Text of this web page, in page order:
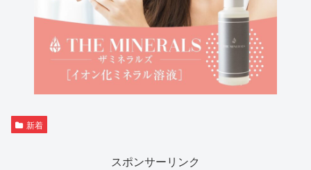
新着
スポンサーリンク